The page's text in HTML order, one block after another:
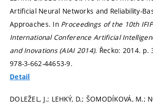
Artificial Neural Networks and Reliability-
Approaches. In Proceedings of the 10th
International Conference Artificial
and Inovations (AIAI 2014). Řecko: 2014. p.
978-3-662-44653-9.
Detail
DOLEŽEL, J.; LEHKÝ, D.; ŠOMODÍKOVÁ, M.;